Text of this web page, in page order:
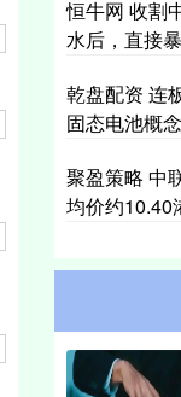
恒牛网 收割
水后，直接
乾盘配资 连
固态电池概
聚盈策略 中
均价约10.40